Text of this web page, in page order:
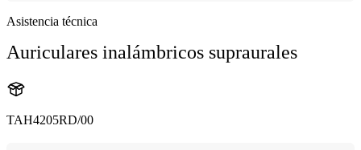
Asistencia técnica
Auriculares inalámbricos supraurales
TAH4205RD/00